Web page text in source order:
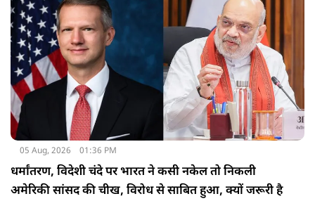
05 Aug, 2026 01:36 PM
धर्मांतरण, विदेशी चंदे पर भारत ने कसी नकेल तो निकली
अमेरिकी सांसद की चीख, विरोध से साबित हुआ, क्यों जरूरी है